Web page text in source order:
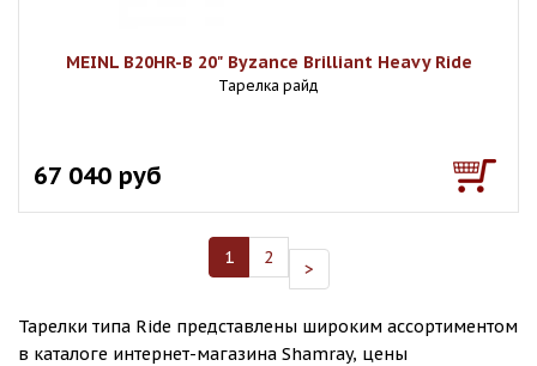
MEINL B20HR-B 20" Byzance Brilliant Heavy Ride
Тарелка райд
67 040 руб
1 2
>
Тарелки типа Ride представлены широким ассортиментом
в каталоге интернет-магазина Shamray, цены